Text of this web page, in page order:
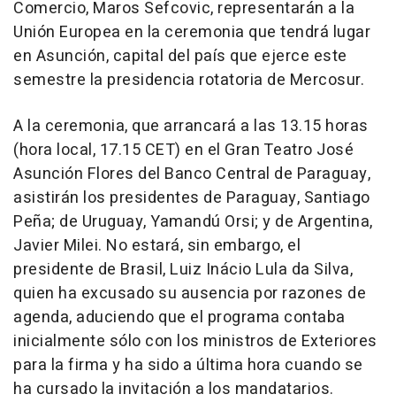
Comercio, Maros Sefcovic, representarán a la
Unión Europea en la ceremonia que tendrá lugar
en Asunción, capital del país que ejerce este
semestre la presidencia rotatoria de Mercosur.
A la ceremonia, que arrancará a las 13.15 horas
(hora local, 17.15 CET) en el Gran Teatro José
Asunción Flores del Banco Central de Paraguay,
asistirán los presidentes de Paraguay, Santiago
Peña; de Uruguay, Yamandú Orsi; y de Argentina,
Javier Milei. No estará, sin embargo, el
presidente de Brasil, Luiz Inácio Lula da Silva,
quien ha excusado su ausencia por razones de
agenda, aduciendo que el programa contaba
inicialmente sólo con los ministros de Exteriores
para la firma y ha sido a última hora cuando se
ha cursado la invitación a los mandatarios.